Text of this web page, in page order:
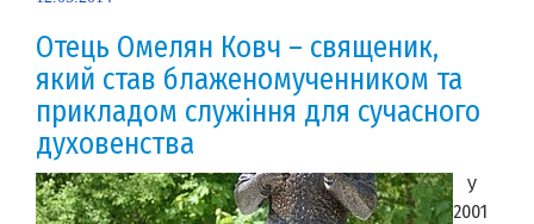
Отець Омелян Ковч – священик,
який став блаженомученником та
прикладом служіння для сучасного
духовенства
У
2001